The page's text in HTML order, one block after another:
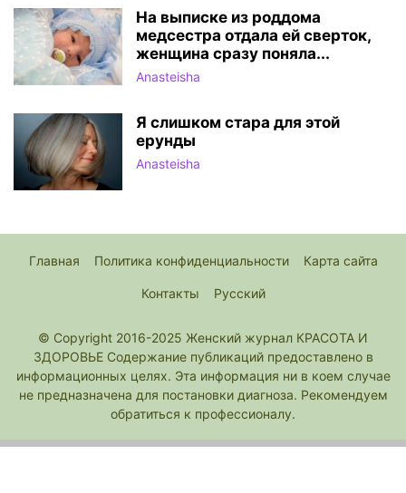
На выписке из роддома
медсестра отдала ей сверток,
женщина сразу поняла...
Anasteisha
Я слишком стара для этой
ерунды
Anasteisha
Главная Политика конфиденциальности Карта сайта
Контакты Русский
© Copyright 2016-2025 Женский журнал КРАСОТА И
ЗДОРОВЬЕ Содержание публикаций предоставлено в
информационных целях. Эта информация ни в коем случае
не предназначена для постановки диагноза. Рекомендуем
обратиться к профессионалу.